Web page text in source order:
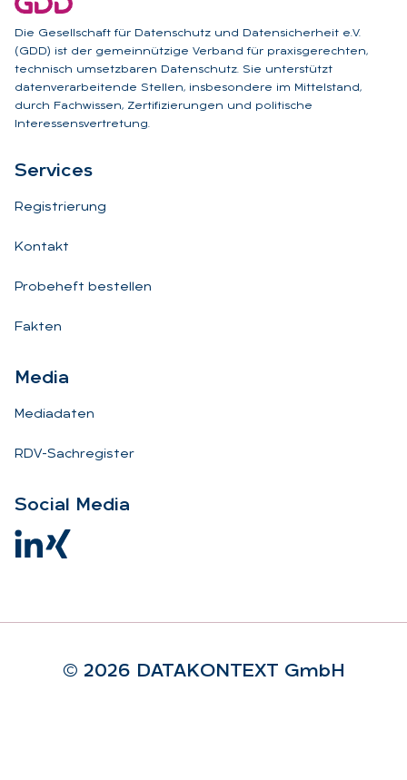
Die Gesellschaft für Datenschutz und Datensicherheit e.V.
(GDD) ist der gemeinnützige Verband für praxisgerechten,
technisch umsetzbaren Datenschutz. Sie unterstützt
datenverarbeitende Stellen, insbesondere im Mittelstand,
durch Fachwissen, Zertifizierungen und politische
Interessensvertretung.
Ser­vices
Registrierung
Kontakt
Probeheft bestellen
Fakten
Me­dia
Mediadaten
RDV-Sachregister
So­ci­al Me­dia
© 2026 DA­TA­KON­TEXT GmbH